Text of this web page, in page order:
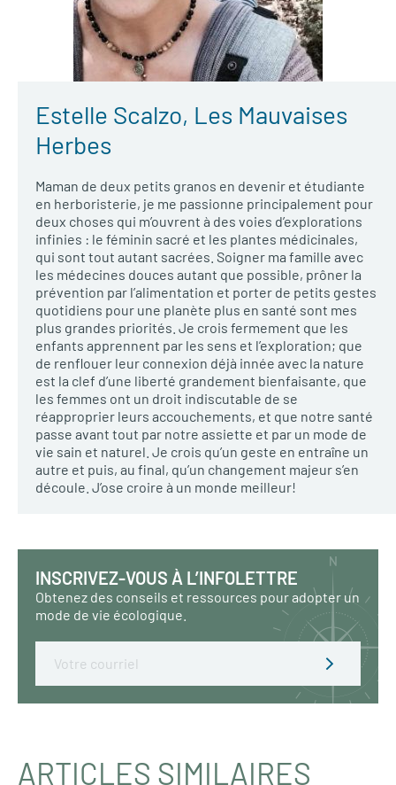
Estelle Scalzo, Les Mauvaises
Herbes
Maman de deux petits granos en devenir et étudiante
en herboristerie, je me passionne principalement pour
deux choses qui m’ouvrent à des voies d’explorations
infinies : le féminin sacré et les plantes médicinales,
qui sont tout autant sacrées. Soigner ma famille avec
les médecines douces autant que possible, prôner la
prévention par l’alimentation et porter de petits gestes
quotidiens pour une planète plus en santé sont mes
plus grandes priorités. Je crois fermement que les
enfants apprennent par les sens et l’exploration; que
de renflouer leur connexion déjà innée avec la nature
est la clef d’une liberté grandement bienfaisante, que
les femmes ont un droit indiscutable de se
réapproprier leurs accouchements, et que notre santé
passe avant tout par notre assiette et par un mode de
vie sain et naturel. Je crois qu’un geste en entraîne un
autre et puis, au final, qu’un changement majeur s’en
découle. J’ose croire à un monde meilleur!
INSCRIVEZ-VOUS À L’INFOLETTRE
Obtenez des conseils et ressources pour adopter un
mode de vie écologique.
ARTICLES SIMILAIRES